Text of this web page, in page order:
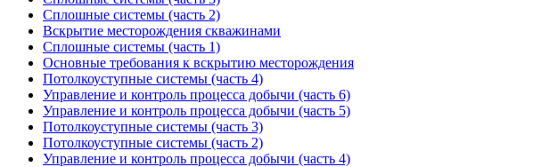
Сплошные системы (часть 2)
Вскрытие месторождения скважинами
Сплошные системы (часть 1)
Основные требования к вскрытию месторождения
Потолкоуступные системы (часть 4)
Управление и контроль процесса добычи (часть 6)
Управление и контроль процесса добычи (часть 5)
Потолкоуступные системы (часть 3)
Потолкоуступные системы (часть 2)
Управление и контроль процесса добычи (часть 4)